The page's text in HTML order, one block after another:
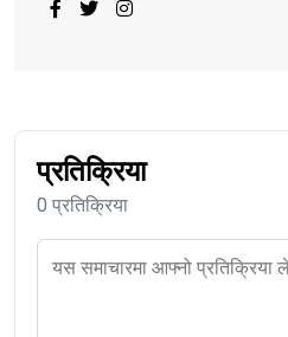
प्रतिक्रिया
0 प्रतिक्रिया